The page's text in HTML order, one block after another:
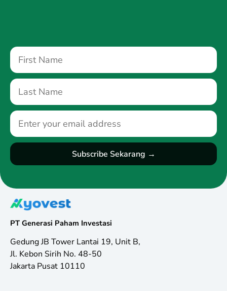
PT Generasi Paham Investasi
Gedung JB Tower Lantai 19, Unit B,
Jl. Kebon Sirih No. 48-50
Jakarta Pusat 10110